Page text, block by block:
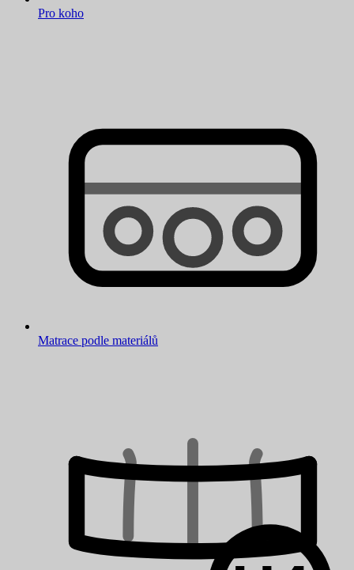
Pro koho
Matrace podle materiálů